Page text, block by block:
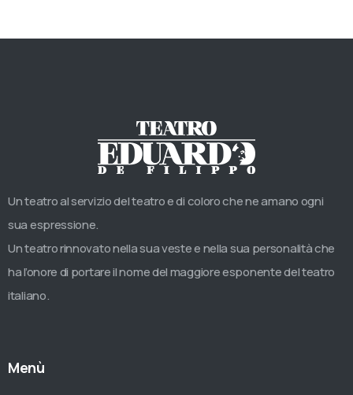
Un teatro al servizio del teatro e di coloro che ne amano ogni
sua espressione.
Un teatro rinnovato nella sua veste e nella sua personalità che
ha l’onore di portare il nome del maggiore esponente del teatro
italiano.
Menù